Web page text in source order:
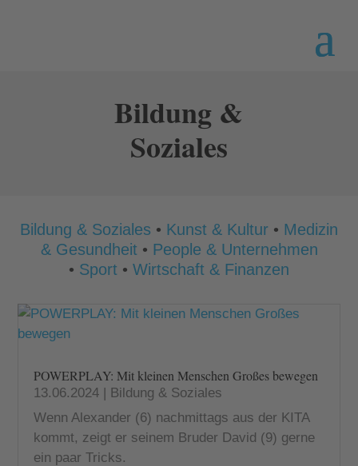
Bildung &
Soziales
Bildung & Soziales • Kunst & Kultur • Medizin
& Gesundheit • People & Unternehmen
• Sport • Wirtschaft & Finanzen
POWERPLAY: Mit kleinen Menschen Großes bewegen
13.06.2024 | Bildung & Soziales
Wenn Alexander (6) nachmittags aus der KITA
kommt, zeigt er seinem Bruder David (9) gerne
ein paar Tricks.